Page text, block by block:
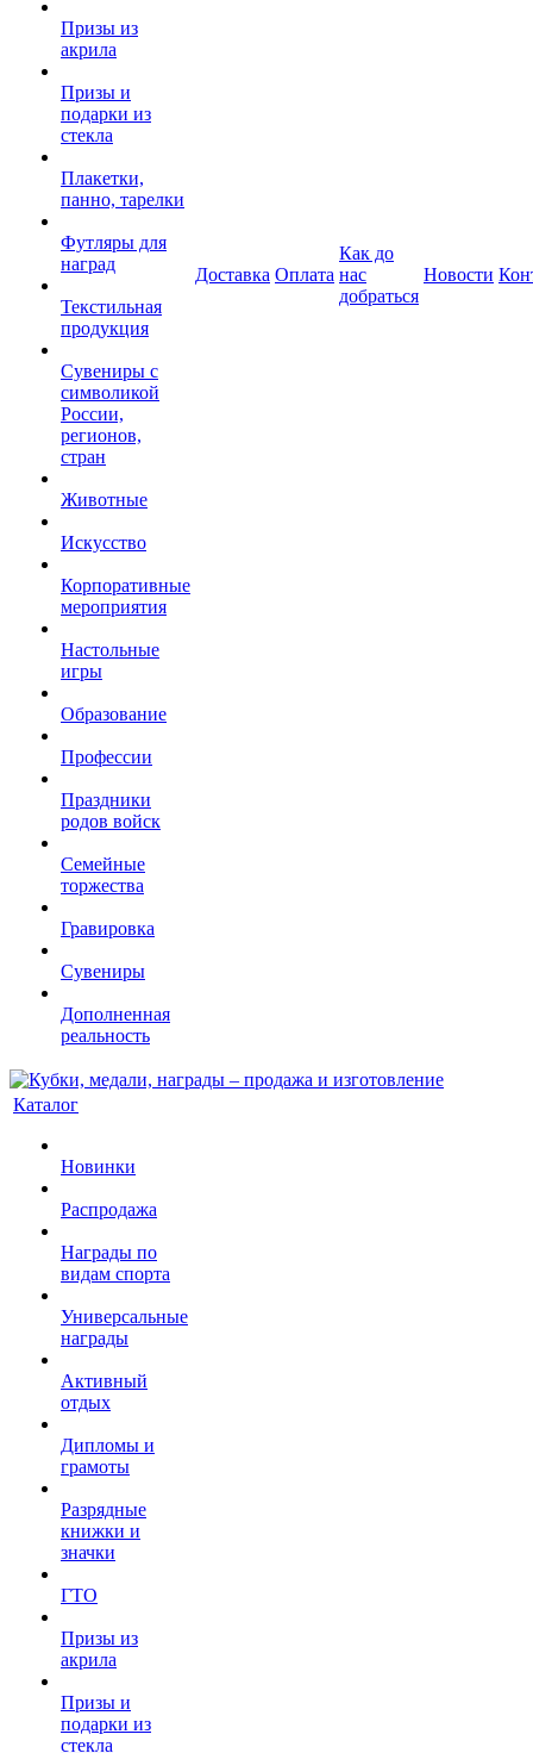
Призы из
акрила
Призы и
подарки из
стекла
Плакетки,
панно, тарелки
Футляры для
наград
Текстильная
продукция
Сувениры с
символикой
России,
регионов,
стран
Животные
Искусство
Корпоративные
мероприятия
Настольные
игры
Образование
Профессии
Праздники
родов войск
Семейные
торжества
Гравировка
Сувениры
Дополненная
реальность
Доставка Оплата
Как до
нас
добраться
Новости
Каталог
Новинки
Распродажа
Награды по
видам спорта
Универсальные
награды
Активный
отдых
Дипломы и
грамоты
Разрядные
книжки и
значки
ГТО
Призы из
акрила
Призы и
подарки из
стекла